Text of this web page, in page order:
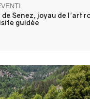
Senez, joyau de l'art
guidée
de cette magnifique